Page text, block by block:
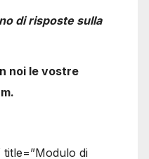
di risposte sulla
noi le vostre
di